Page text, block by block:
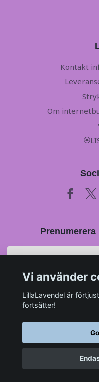
Kontakt
Om
Vi använder
LillaLavendel är
fortsätter!